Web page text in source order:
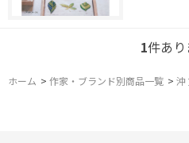
1件あ
ホーム > 作家・ブランド別商品一覧 > 沖